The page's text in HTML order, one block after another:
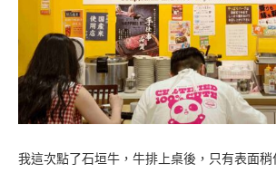
我這次點了石垣牛，牛排上桌後，只有表面